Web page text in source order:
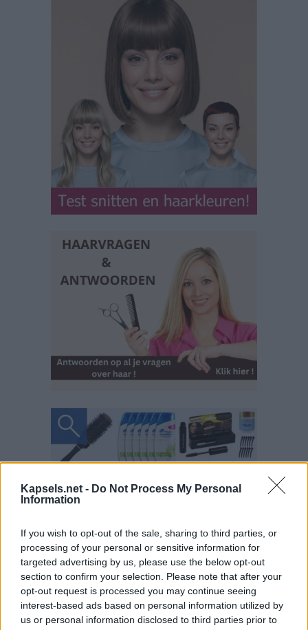
Kapsels.net - Do Not Process My Personal
Information
If you wish to opt-out of the sale, sharing to third parties, or
processing of your personal or sensitive information for
targeted advertising by us, please use the below opt-out
section to confirm your selection. Please note that after your
opt-out request is processed you may continue seeing
interest-based ads based on personal information utilized by
us or personal information disclosed to third parties prior to